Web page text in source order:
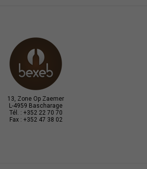
13, Zone Op Zaemer
L-4959 Bascharage
Tél. : +352 22 70 70
Fax : +352 47 38 02